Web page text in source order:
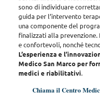
sono di individuare
guida per l’intervento
una componente del
finalizzati alla prevenzione.
e confortevoli, nonché
L’esperienza e
Medico San Marco per
medici e riabilitativi.
Chiama il Centro